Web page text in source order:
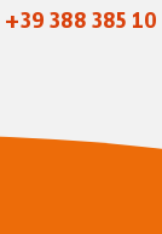
+39 388 385 10